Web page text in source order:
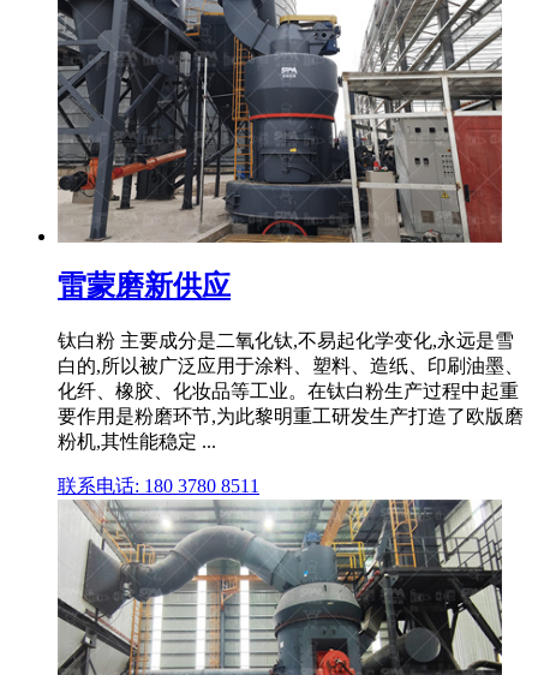
雷蒙磨新供应
钛白粉 主要成分是二氧化钛,不易起化学变化,永远是雪
白的,所以被广泛应用于涂料、塑料、造纸、印刷油墨、
化纤、橡胶、化妆品等工业。在钛白粉生产过程中起重
要作用是粉磨环节,为此黎明重工研发生产打造了欧版磨
粉机,其性能稳定 ...
联系电话: 180 3780 8511